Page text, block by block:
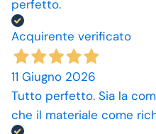
perfetto.
Acquirente verificato
11 Giugno 2026
Tutto perfetto. Sia la
che il materiale come